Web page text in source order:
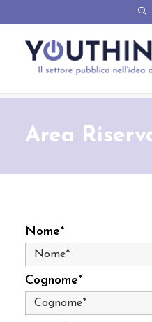
Area
Nome*
Cognome*